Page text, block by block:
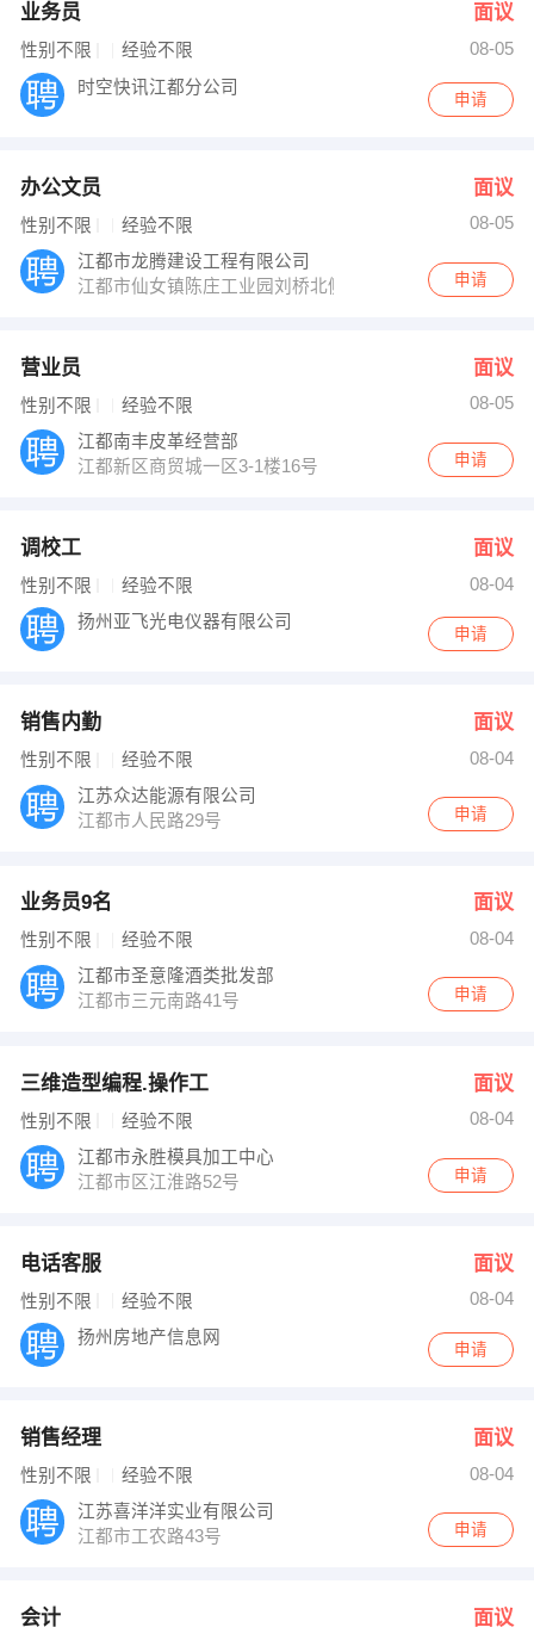
业务员 面议
性别不限 经验不限
08-05
时空快讯江都分公司
申请
办公文员 面议
性别不限 经验不限
08-05
江都市龙腾建设工程有限公司
江都市仙女镇陈庄工业园刘桥北侧
申请
营业员 面议
性别不限 经验不限
08-05
江都南丰皮革经营部
江都新区商贸城一区3-1楼16号
申请
调校工 面议
性别不限 经验不限
08-04
扬州亚飞光电仪器有限公司
申请
销售内勤 面议
性别不限 经验不限
08-04
江苏众达能源有限公司
江都市人民路29号
申请
业务员9名 面议
性别不限 经验不限
08-04
江都市圣意隆酒类批发部
江都市三元南路41号
申请
三维造型编程.操作工 面议
性别不限 经验不限
08-04
江都市永胜模具加工中心
江都市区江淮路52号
申请
电话客服 面议
性别不限 经验不限
08-04
扬州房地产信息网
申请
销售经理 面议
性别不限 经验不限
08-04
江苏喜洋洋实业有限公司
江都市工农路43号
申请
会计 面议